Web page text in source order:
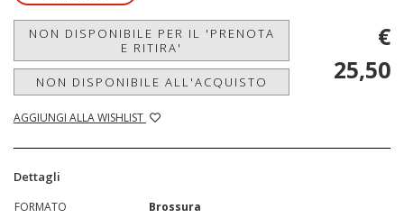
NON DISPONIBILE PER IL 'PRENOTA
E RITIRA'
NON DISPONIBILE ALL'ACQUISTO
AGGIUNGI ALLA WISHLIST
€
25,50
Dettagli
FORMATO
Brossura